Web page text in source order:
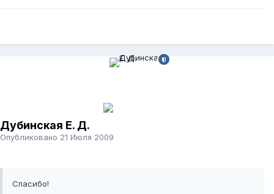
Дубинская Е. Д.
Опубликовано 21 Июля 2009
Спасибо!